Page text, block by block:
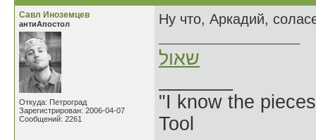
Савл Иноземцев
антиАпостол
Откуда: Петроград
Зарегистрирован: 2006-04-07
Сообщений: 2261
Ну что, Аркадий,
שאול
"I know the
Tool